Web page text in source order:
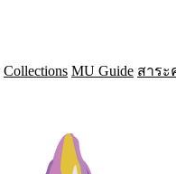
Collections MU Guide สาระ